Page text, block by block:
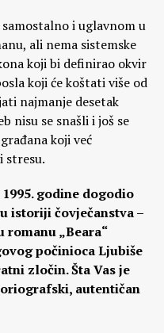
i uglavnom u
ali nema sistemske
koji bi definirao okvir
koji će koštati više od
najmanje desetak
nisu se snašli i još se
koji već
stresu.
godine dogodio
u istoriji čovječanstva –
romanu „Beara“
počinioca Ljubiše
zločin. Šta Vas je
autentičan